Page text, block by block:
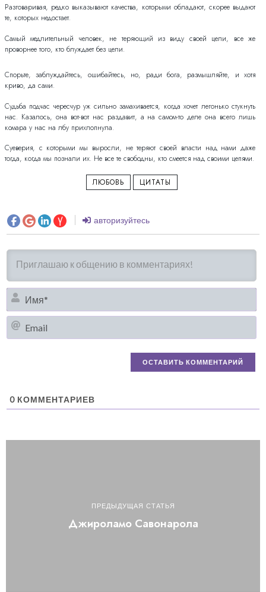
Разговаривая, редко выказывают качества, которыми обладают, скорее выдают
те, которых недостает.
Самый медлительный человек, не теряющий из виду своей цели, все же
проворнее того, кто блуждает без цели.
Спорьте, заблуждайтесь, ошибайтесь, но, ради бога, размышляйте, и хотя
криво, да сами.
Судьба подчас чересчур уж сильно замахивается, когда хочет легонько стукнуть
нас. Казалось, она вот-вот нас раздавит, а на самом-то деле она всего лишь
комара у нас на лбу прихлопнула.
Суеверия, с которыми мы выросли, не теряют своей власти над нами даже
тогда, когда мы познали их. Не все те свободны, кто смеется над своими цепями.
ЛЮБОВЬ ЦИТАТЫ
авторизуйтесь
0 КОММЕНТАРИЕВ
ПРЕДЫДУЩАЯ СТАТЬЯ
Джироламо Савонарола